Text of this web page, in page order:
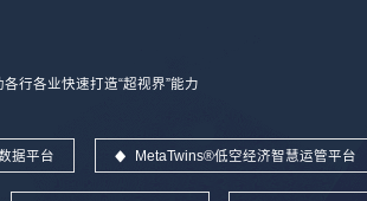
行各业快速打造“超视界”能力
据平台 MetaTwins®低空经济智慧运管平台